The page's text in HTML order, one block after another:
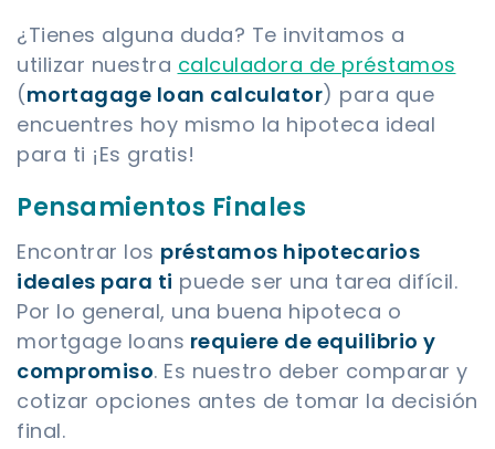
¿Tienes alguna duda? Te invitamos a
utilizar nuestra calculadora de préstamos
(mortagage loan calculator) para que
encuentres hoy mismo la hipoteca ideal
para ti ¡Es gratis!
Pensamientos Finales
Encontrar los préstamos hipotecarios
ideales para ti puede ser una tarea difícil.
Por lo general, una buena hipoteca o
mortgage loans requiere de equilibrio y
compromiso. Es nuestro deber comparar y
cotizar opciones antes de tomar la decisión
final.